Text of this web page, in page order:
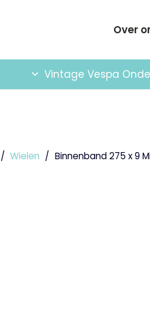
Over
Vintage Vespa
/ Wielen / Binnenband 275 x 9